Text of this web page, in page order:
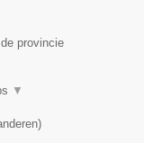
provincie
▼
)